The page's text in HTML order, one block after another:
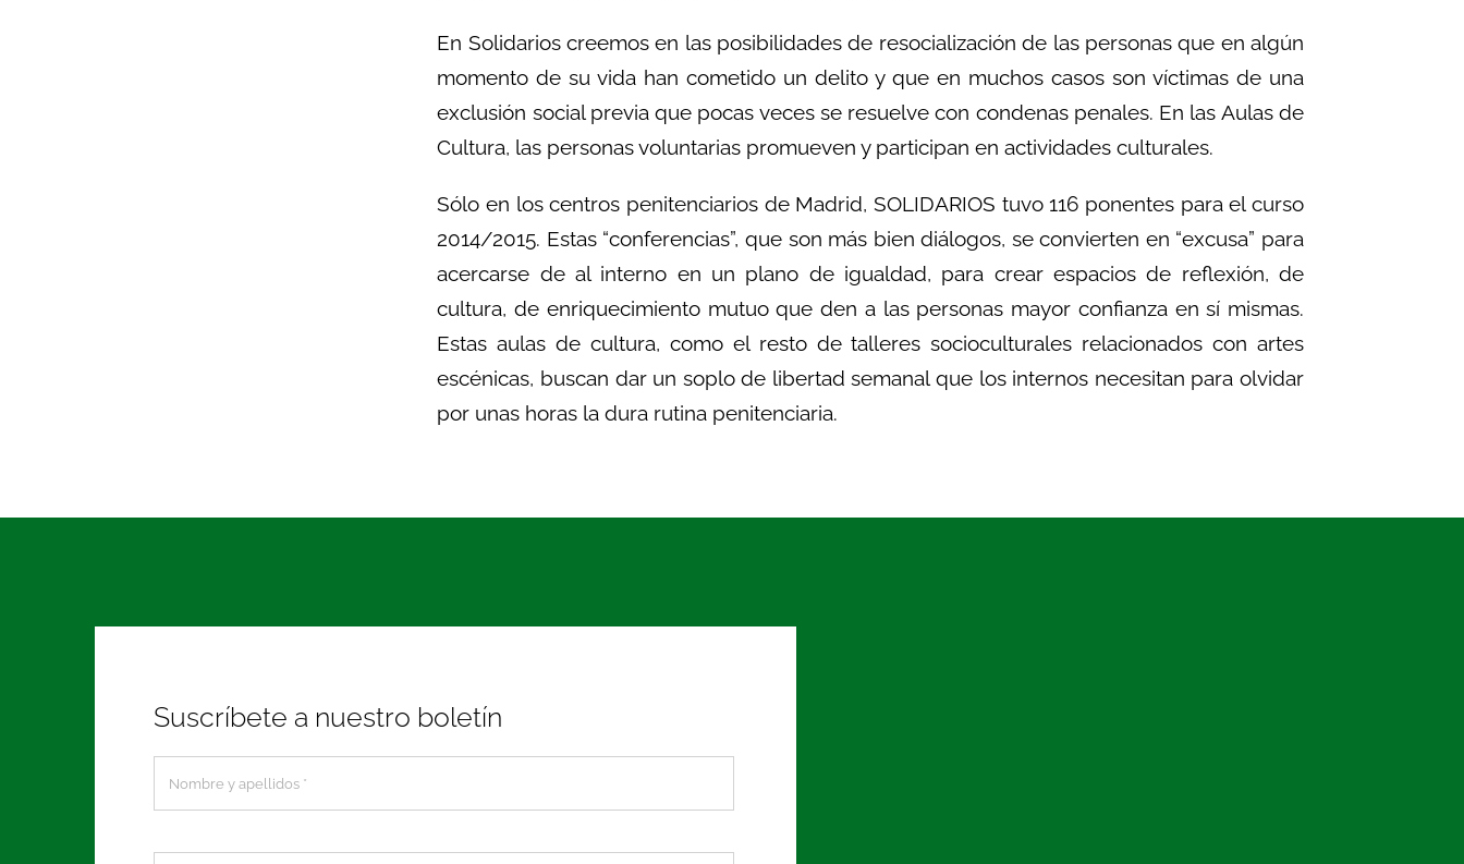
En Solidarios creemos en las posibilidades de resocialización de las personas que en algún
momento de su vida han cometido un delito y que en muchos casos son víctimas de una
exclusión social previa que pocas veces se resuelve con condenas penales. En las Aulas de
Cultura, las personas voluntarias promueven y participan en actividades culturales.
Sólo en los centros penitenciarios de Madrid, SOLIDARIOS tuvo 116 ponentes para el curso
2014/2015. Estas “conferencias”, que son más bien diálogos, se convierten en “excusa” para
acercarse de al interno en un plano de igualdad, para crear espacios de reflexión, de
cultura, de enriquecimiento mutuo que den a las personas mayor confianza en sí mismas.
Estas aulas de cultura, como el resto de talleres socioculturales relacionados con artes
escénicas, buscan dar un soplo de libertad semanal que los internos necesitan para olvidar
por unas horas la dura rutina penitenciaria.
Suscríbete a nuestro boletín